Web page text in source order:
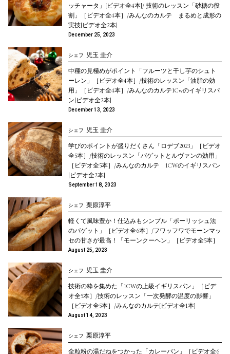
ッチャータ」[ビデオ全4本]/ 技術のレッスン「砂糖の役
割」［ビデオ全4本］/みんなのカルテ まるめと成形の
実技[ビデオ全2本]
December 25, 2023
シェフ 児玉 圭介
中種の見極めがポイント「フルーツと干し芋のシュト
ーレン」［ビデオ全4本］/技術のレッスン「油脂の効
用」［ビデオ全4本］/みんなのカルテ1Cwのイギリスパ
ン[ビデオ全2本]
December 13, 2023
シェフ 児玉 圭介
学びのポイントが盛りだくさん「ロデブ2023」［ビデオ
全5本］/技術のレッスン「バゲットとルヴァンの効用」
［ビデオ全5本］/みんなのカルテ 1CWのイギリスパン
[ビデオ全2本]
September 18, 2023
シェフ 栗原淳平
軽くて風味豊か！仕込みもシンプル「ポーリッシュ法
のバゲット」［ビデオ全6本］/フワッフワでモーンマッ
セの甘さが最高！「モーンクーヘン」［ビデオ全5本］
August 25, 2023
シェフ 児玉 圭介
技術の粋を集めた「1CWの上級イギリスパン」［ビデ
オ全5本］/技術のレッスン「一次発酵の温度の影響」
［ビデオ全5本］/みんなのカルテ[ビデオ全1本]
August 14, 2023
シェフ 栗原淳平
全粒粉の湯だねをつかった「カレーパン」［ビデオ全6